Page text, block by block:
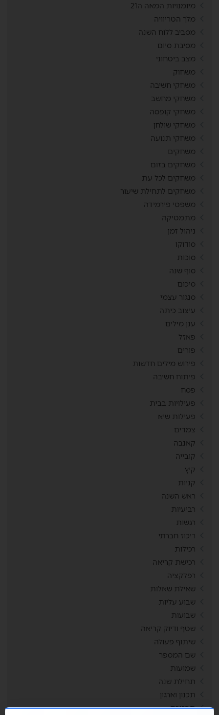
מיומנויות המאה ה21
מלך הטריוויה
מסביב ללוח השנה
מסיבת סיום
מצב ביטחוני
משחוק
משחקי חשיבה
משחקי מחשב
משחקי קופסה
משחקי שולחן
משחקי תנועה
משחקים
משחקים בזום
משחקים לכל עת
משחקים לתחילת שיעור
משפטי פירמידה
מתמטיקה
ניהול זמן
סודוקו
סוכות
סוף שנה
סיכום
סנגור עצמי
עיצוב כיתה
ענן מילים
פאזל
פורים
פירוש מילים חדשות
פיתוח חשיבה
פסח
פעילויות בבית
פעילות שיא
צמדים
קאנבה
קובייה
קיץ
קניות
ראש השנה
רביעיות
רגשות
ריכוז חברתי
רכילות
רכישת קריאה
רפלקציה
שאילת שאלות
שבוע עליות
שבועות
שטף ודיוק קריאה
שיתוף פעולה
שם המספר
שמועות
תחילת שנה
תכנון וארגון
תפזורת